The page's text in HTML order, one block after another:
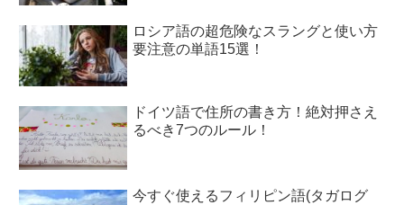
ロシア語の超危険なスラングと使い方
要注意の単語15選！
ドイツ語で住所の書き方！絶対押さえ
るべき7つのルール！
今すぐ使えるフィリピン語(タガログ